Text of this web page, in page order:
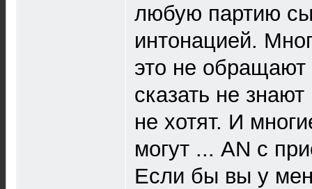
любую партию
интонацией.
это не обращают
сказать не
не хотят. И
могут ... AN с
Если бы вы у